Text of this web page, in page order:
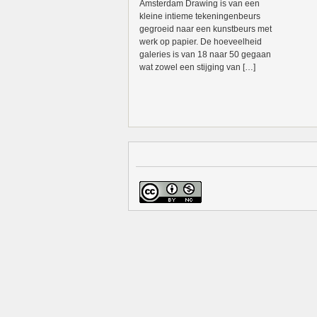
Amsterdam Drawing is van een
kleine intieme tekeningenbeurs
gegroeid naar een kunstbeurs met
werk op papier. De hoeveelheid
galeries is van 18 naar 50 gegaan
wat zowel een stijging van […]